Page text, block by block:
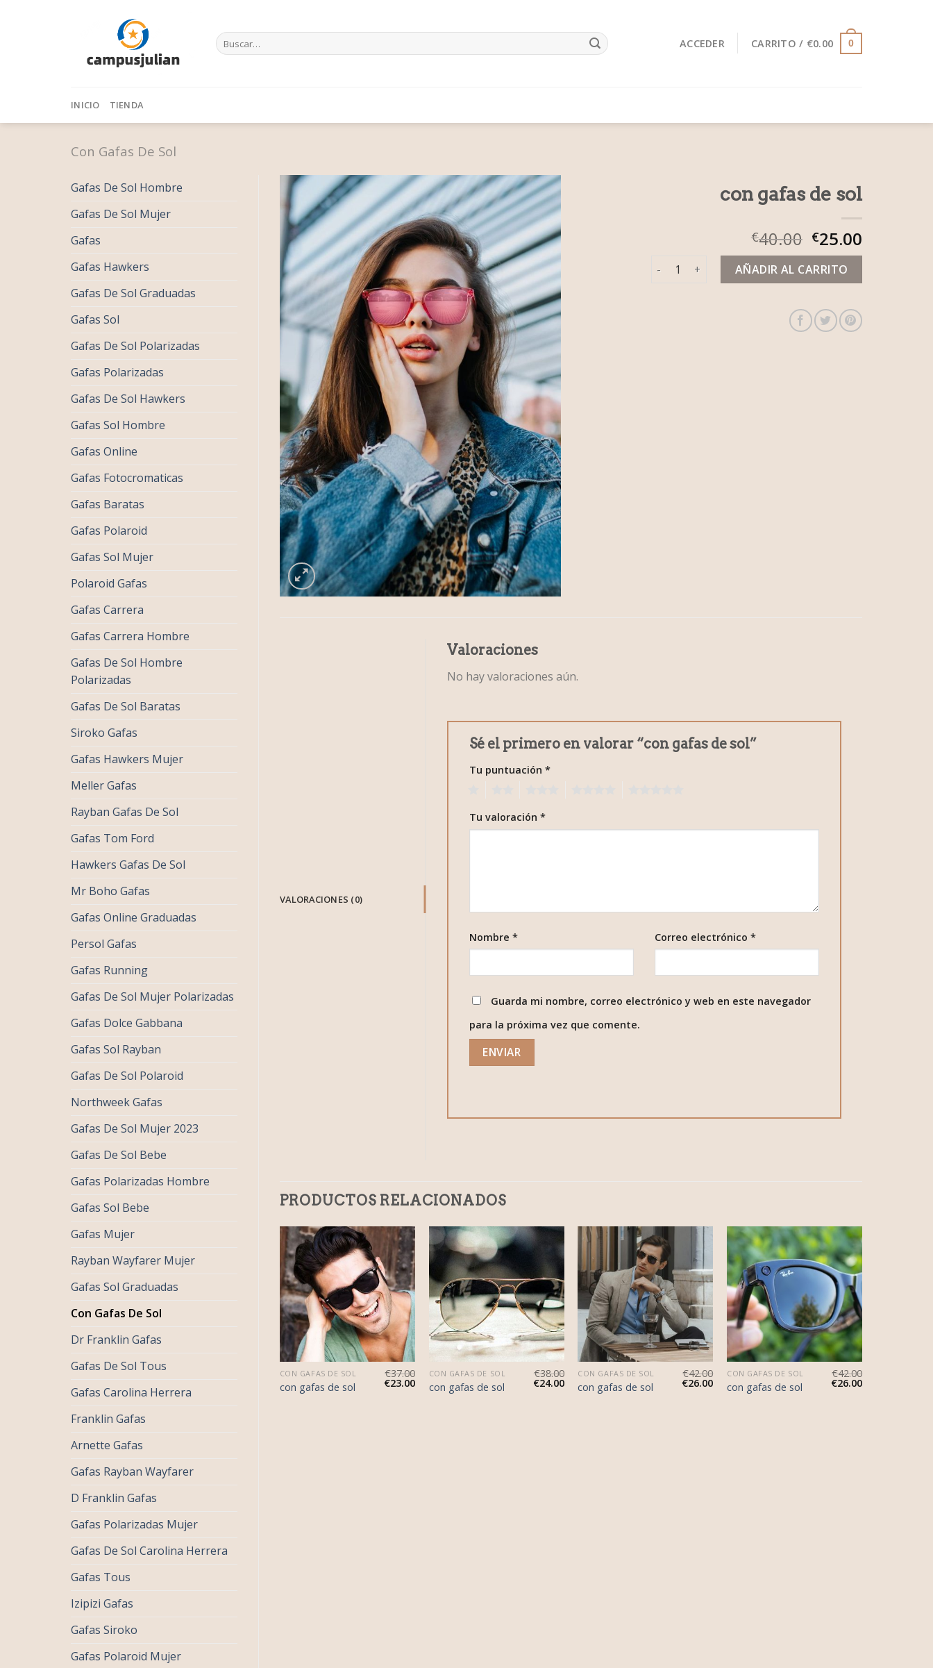
Buscar
por:
ACCEDER CARRITO / €0.00 0
INICIO TIENDA
Con Gafas De Sol
Gafas De Sol Hombre
Gafas De Sol Mujer
Gafas
Gafas Hawkers
Gafas De Sol Graduadas
Gafas Sol
Gafas De Sol Polarizadas
Gafas Polarizadas
Gafas De Sol Hawkers
Gafas Sol Hombre
Gafas Online
Gafas Fotocromaticas
Gafas Baratas
Gafas Polaroid
Gafas Sol Mujer
Polaroid Gafas
Gafas Carrera
Gafas Carrera Hombre
Gafas De Sol Hombre
Polarizadas
Gafas De Sol Baratas
Siroko Gafas
Gafas Hawkers Mujer
Meller Gafas
Rayban Gafas De Sol
Gafas Tom Ford
Hawkers Gafas De Sol
Mr Boho Gafas
Gafas Online Graduadas
Persol Gafas
Gafas Running
Gafas De Sol Mujer Polarizadas
Gafas Dolce Gabbana
Gafas Sol Rayban
Gafas De Sol Polaroid
Northweek Gafas
Gafas De Sol Mujer 2023
Gafas De Sol Bebe
Gafas Polarizadas Hombre
Gafas Sol Bebe
Gafas Mujer
Rayban Wayfarer Mujer
Gafas Sol Graduadas
Con Gafas De Sol
Dr Franklin Gafas
Gafas De Sol Tous
Gafas Carolina Herrera
Franklin Gafas
Arnette Gafas
Gafas Rayban Wayfarer
D Franklin Gafas
Gafas Polarizadas Mujer
Gafas De Sol Carolina Herrera
Gafas Tous
Izipizi Gafas
Gafas Siroko
Gafas Polaroid Mujer
con gafas de sol
€40.00 €25.00
con gafas de sol cantidadAÑADIR AL CARRITO
VALORACIONES (0)
Valoraciones
No hay valoraciones aún.
Sé el primero en valorar “con gafas de sol”
Tu puntuación *
Tu valoración *
Nombre * Correo electrónico *
Guarda mi nombre, correo electrónico y web en este navegador
para la próxima vez que comente.
PRODUCTOS RELACIONADOS
CON GAFAS DE SOL
con gafas de sol
€37.00
€23.00
CON GAFAS DE SOL
con gafas de sol
€38.00
€24.00
CON GAFAS DE SOL
con gafas de sol
€42.00
€26.00
CON GAFAS DE SOL
con gafas de sol
€42.00
€26.00
€37.00 CON GAFAS DE SOL
con gafas de sol